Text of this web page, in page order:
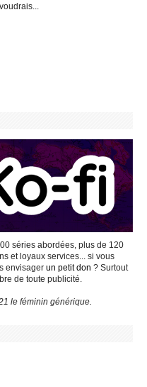
séries abordées, plus de 120
et loyaux services... si vous
envisager un petit don ? Surtout
de toute publicité.
le féminin générique.